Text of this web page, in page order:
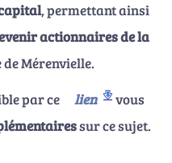
, permettant ainsi
actionnaires de la
Mérenvielle.
par ce lien
vous
sur ce sujet.